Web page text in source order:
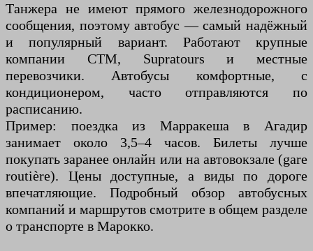
Танжера не имеют прямого железнодорожного
сообщения, поэтому автобус — самый надёжный
и популярный вариант. Работают крупные
компании CTM, Supratours и местные
перевозчики. Автобусы комфортные, с
кондиционером, часто отправляются по
расписанию.
Пример: поездка из Марракеша в Агадир
занимает около 3,5–4 часов. Билеты лучше
покупать заранее онлайн или на автовокзале (gare
routière). Цены доступные, а виды по дороге
впечатляющие. Подробный обзор автобусных
компаний и маршрутов смотрите в общем разделе
о транспорте в Марокко.